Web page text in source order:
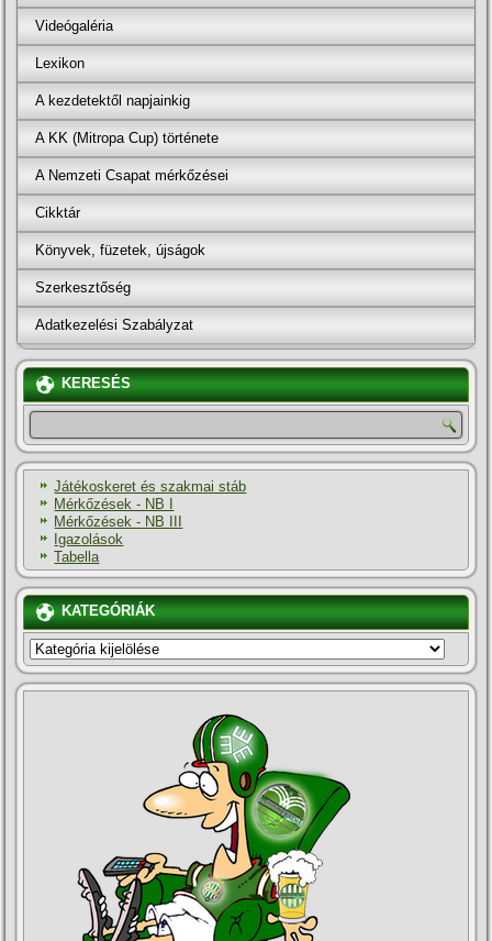
Videógaléria
Lexikon
A kezdetektől napjainkig
A KK (Mitropa Cup) története
A Nemzeti Csapat mérkőzései
Cikktár
Könyvek, füzetek, újságok
Szerkesztőség
Adatkezelési Szabályzat
KERESÉS
Játékoskeret és szakmai stáb
Mérkőzések - NB I
Mérkőzések - NB III
Igazolások
Tabella
KATEGÓRIÁK
KATEGÓRIÁK